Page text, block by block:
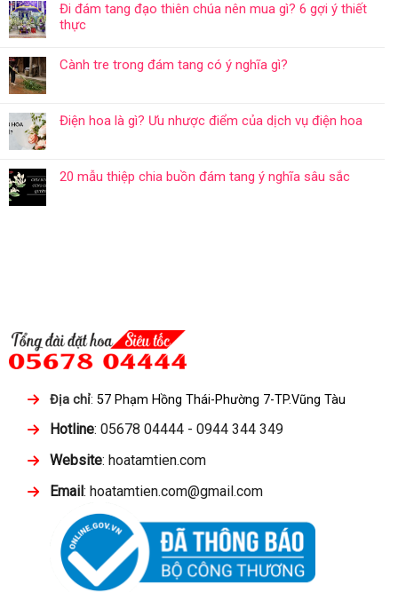
Đi đám tang đạo thiên chúa nên mua gì? 6 gợi ý thiết
thực
Cành tre trong đám tang có ý nghĩa gì?
Điện hoa là gì? Ưu nhược điểm của dịch vụ điện hoa
20 mẫu thiệp chia buồn đám tang ý nghĩa sâu sắc
Địa chỉ: 57 Phạm Hồng Thái-Phường 7-TP.Vũng Tàu
Hotline: 05678 04444 - 0944 344 349
Website: hoatamtien.com
Email: hoatamtien.com@gmail.com